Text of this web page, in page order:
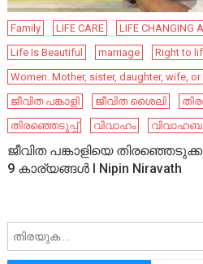
Family LIFE CARE
LIFE CHANGING
Life Is Beautiful
marriage Right to
Women. Mother, sister, daughter, wife, or
ജീവിത പങ്കാളി
ജീവിത ശൈലി
തിരഞ്ഞെടുപ്പ്
വിവാഹം
ജീവിത പങ്കാളിയെ
9 കാര്യങ്ങൾ I Nipin Niravath